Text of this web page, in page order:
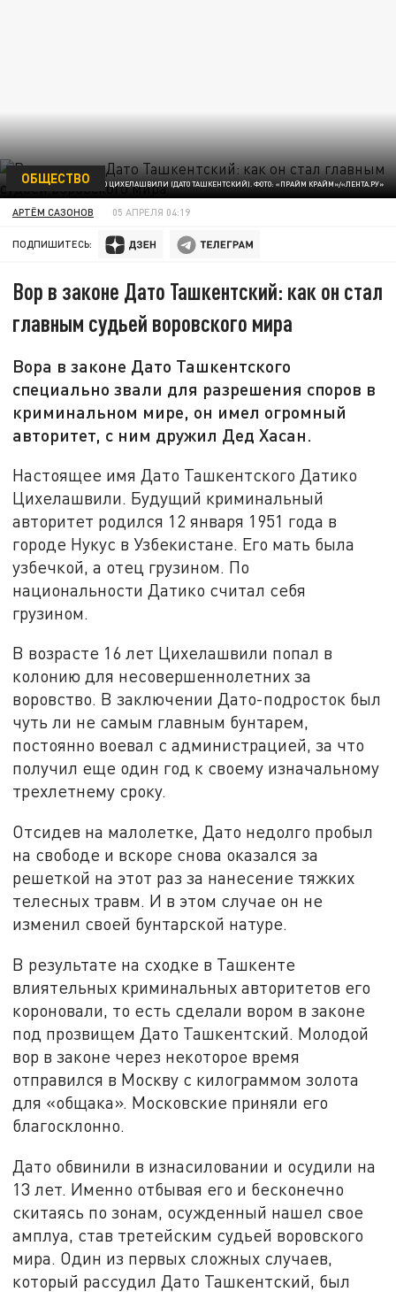
ВОР В ЗАКОНЕ ДАТИКО ЦИХЕЛАШВИЛИ (ДАТО ТАШКЕНТСКИЙ). ФОТО: «ПРАЙМ КРАЙМ»/«ЛЕНТА.РУ»
ОБЩЕСТВО
АРТЁМ САЗОНОВ 05 АПРЕЛЯ 04:19
ПОДПИШИТЕСЬ:
Вор в законе Дато Ташкентский: как он стал
главным судьей воровского мира
Вора в законе Дато Ташкентского
специально звали для разрешения споров в
криминальном мире, он имел огромный
авторитет, с ним дружил Дед Хасан.
Настоящее имя Дато Ташкентского Датико
Цихелашвили. Будущий криминальный
авторитет родился 12 января 1951 года в
городе Нукус в Узбекистане. Его мать была
узбечкой, а отец грузином. По
национальности Датико считал себя
грузином.
В возрасте 16 лет Цихелашвили попал в
колонию для несовершеннолетних за
воровство. В заключении Дато-подросток был
чуть ли не самым главным бунтарем,
постоянно воевал с администрацией, за что
получил еще один год к своему изначальному
трехлетнему сроку.
Отсидев на малолетке, Дато недолго пробыл
на свободе и вскоре снова оказался за
решеткой на этот раз за нанесение тяжких
телесных травм. И в этом случае он не
изменил своей бунтарской натуре.
В результате на сходке в Ташкенте
влиятельных криминальных авторитетов его
короновали, то есть сделали вором в законе
под прозвищем Дато Ташкентский. Молодой
вор в законе через некоторое время
отправился в Москву с килограммом золота
для «общака». Московские приняли его
благосклонно.
Дато обвинили в изнасиловании и осудили на
13 лет. Именно отбывая его и бесконечно
скитаясь по зонам, осужденный нашел свое
амплуа, став третейским судьей воровского
мира. Один из первых сложных случаев,
который рассудил Дато Ташкентский, был